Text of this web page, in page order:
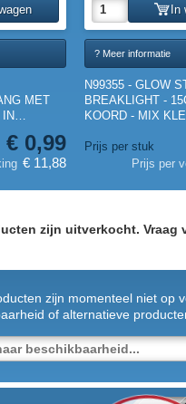
MET
IN
€ 0,99
€ 11,88
In
? Meer informatie
N99355 - GLOW
BREAKLIGHT -
KOORD - MIX
Prijs per stuk
Prijs per
zijn uitverkocht.
zijn momenteel niet op
of alternatieve